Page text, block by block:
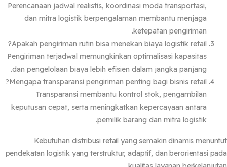
Perencanaan jadwal realistis, koordinasi moda transportasi,
dan mitra logistik berpengalaman membantu menjaga
ketepatan pengiriman.
Apakah pengiriman rutin bisa menekan biaya logistik retail?
Pengiriman terjadwal memungkinkan optimalisasi kapasitas
dan pengelolaan biaya lebih efisien dalam jangka panjang.
Mengapa transparansi pengiriman penting bagi bisnis retail?
Transparansi membantu kontrol stok, pengambilan
keputusan cepat, serta meningkatkan kepercayaan antara
pemilik barang dan mitra logistik.
Kebutuhan distribusi retail yang semakin dinamis
pendekatan logistik yang terstruktur, adaptif, dan berorientasi